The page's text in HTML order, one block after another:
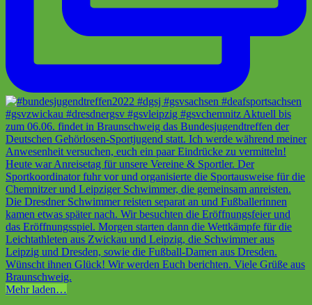
Mehr laden…